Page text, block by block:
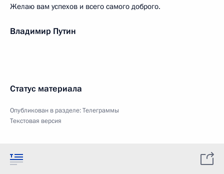
Желаю вам успехов и всего самого доброго.
Владимир Путин
Статус материала
Опубликован в разделе:Телеграммы
Текстовая версия